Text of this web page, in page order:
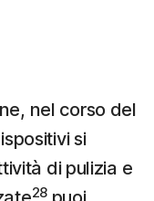
nel corso del
si
di pulizia e
28